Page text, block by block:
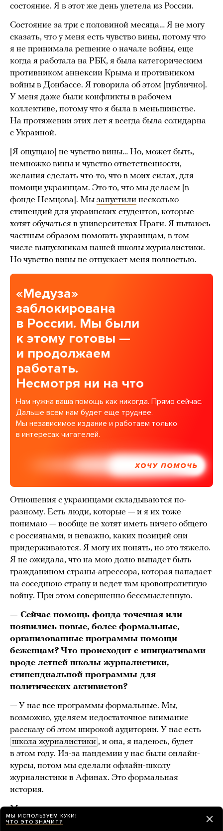
состояние. Я в этот же день улетела из России.
Состояние за три с половиной месяца… Я не могу
сказать, что у меня есть чувство вины, потому что
я не принимала решение о начале войны, еще
когда я работала на РБК, я была категорическим
противником аннексии Крыма и противником
войны в Донбассе. Я говорила об этом [публично].
У меня даже были конфликты в рабочем
коллективе, потому что я была в меньшинстве.
На протяжении этих лет я всегда была солидарна
с Украиной.
[Я ощущаю] не чувство вины… Но, может быть,
немножко вины и чувство ответственности,
желания сделать что-то, что в моих силах, для
помощи украинцам. Это то, что мы делаем [в
фонде Немцова]. Мы запустили несколько
стипендий для украинских студентов, которые
хотят обучаться в университетах Праги. Я пытаюсь
частным образом помогать украинцам, в том
числе выпускникам нашей школы журналистики.
Но чувство вины не отпускает меня полностью.
«Медуза»
заблокирована
в России. Мы были
к этому готовы —
и продолжаем
работать.
Несмотря ни на что
Нам нужна ваша помощь как никогда. Прямо сейчас.
Дальше всем нам будет еще труднее.
Мы независимое издание и работаем только
в интересах читателей.
ХОЧУ ПОМОЧЬ
Отношения с украинцами складываются по-
разному. Есть люди, которые — и я их тоже
понимаю — вообще не хотят иметь ничего общего
с россиянами, и неважно, каких позиций они
придерживаются. Я могу их понять, но это тяжело.
Я не ожидала, что на мою долю выпадет быть
гражданином страны-агрессора, которая нападает
на соседнюю страну и ведет там кровопролитную
войну. При этом совершенно бессмысленную.
— Сейчас помощь фонда точечная или
появились новые, более формальные,
организованные программы помощи
беженцам? Что происходит с инициативами
вроде летней школы журналистики,
стипендиальной программы для
политических активистов?
— У нас все программы формальные. Мы,
возможно, уделяем недостаточное внимание
рассказу об этом широкой аудитории. У нас есть
школа журналистики , и она, я надеюсь, будет
в этом году. Из-за пандемии у нас были онлайн-
курсы, потом мы сделали офлайн-школу
журналистики в Афинах. Это формальная
история.
Мы договариваемся с разными университетами.
На текущий момент это философский факультет
МЫ ИСПОЛЬЗУЕМ КУКИ!
ЧТО ЭТО ЗНАЧИТ?